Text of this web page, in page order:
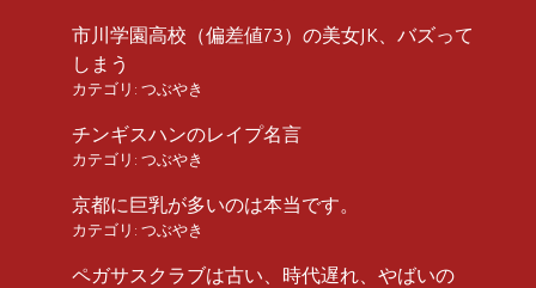
市川学園高校（偏差値73）の美女JK、バズって
しまう
カテゴリ: つぶやき
チンギスハンのレイプ名言
カテゴリ: つぶやき
京都に巨乳が多いのは本当です。
カテゴリ: つぶやき
ペガサスクラブは古い、時代遅れ、やばいの